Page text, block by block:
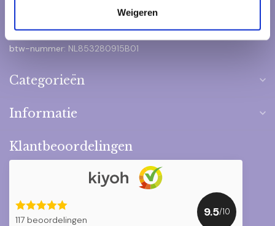
Weigeren
Contact@het-pakketje.nl
KVK nummer:59015845
btw-nummer: NL853280915B01
Categorieën
Informatie
Klantbeoordelingen
117 beoordelingen
9.5/10